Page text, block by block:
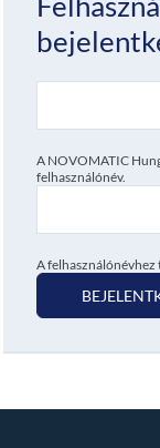
A NOVOMATIC
felhasználónév.
A felhasználónévhez